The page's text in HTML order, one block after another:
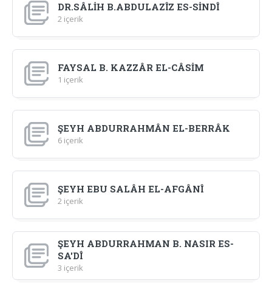
DR.SÂLİH B.ABDULAZÎZ ES-SİNDÎ
2 içerik
FAYSAL B. KAZZÂR EL-CÂSİM
1 içerik
ŞEYH ABDURRAHMÂN EL-BERRÂK
6 içerik
ŞEYH EBU SALÂH EL-AFGÂNÎ
2 içerik
ŞEYH ABDURRAHMAN B. NASIR ES-
SA'DÎ
3 içerik